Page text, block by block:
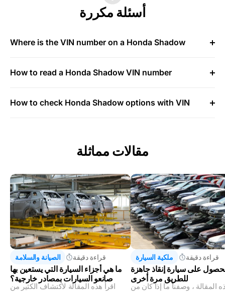
أسئلة مكررة
Where is the VIN number on a Honda Shadow
How to read a Honda Shadow VIN number
How to check Honda Shadow options with VIN
مقالات مماثلة
الصيانة والسلامة قراءة دقيقة
ما هي أجزاء السيارة التي يستعين بها
صانعو السيارات بمصادر خارجية؟
اقرأ هذه المقالة لاكتشاف الكثير من
ملكية السيارة قراءة دقيقة
على سيارة إنقاذ جاهزة
للطريق مرة أخرى
المقالة ، وصفنا ما إذا كان من